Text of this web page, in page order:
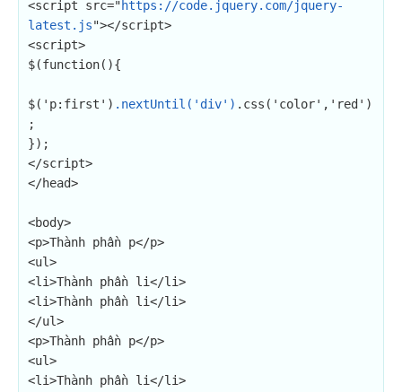
<script src="https://code.jquery.com/jquery-
latest.js"></script>
<script>
$(function(){
$('p:first') .nextUntil('div') .css('color','red')
;
});
</script>
</head>
<body>
<p>Thành phần p</p>
<ul>
<li>Thành phần li</li>
<li>Thành phần li</li>
</ul>
<p>Thành phần p</p>
<ul>
<li>Thành phần li</li>